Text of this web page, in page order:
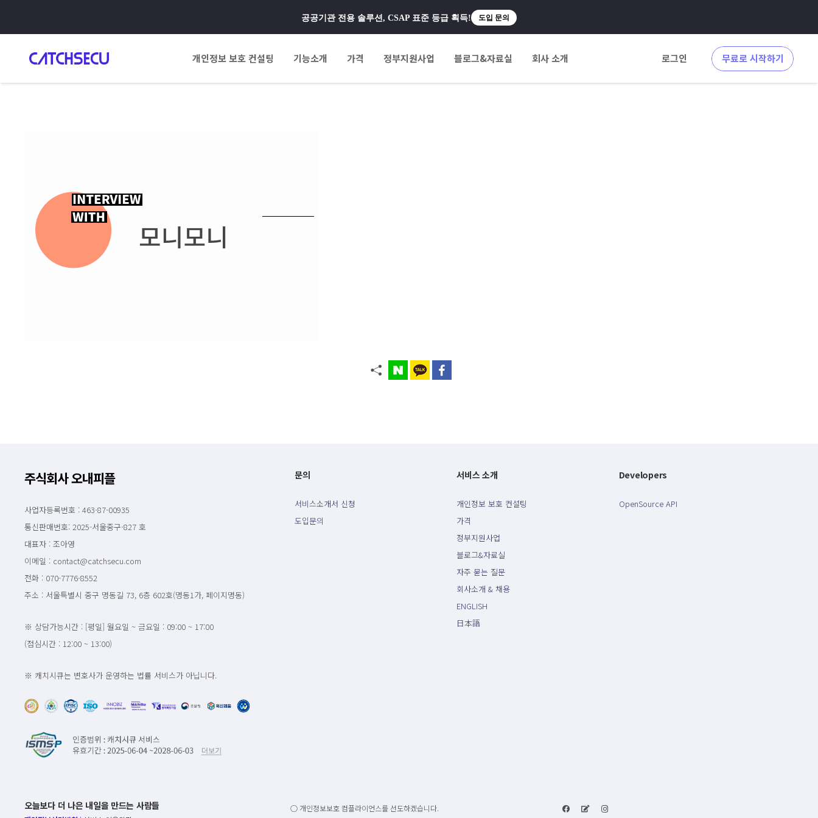
공공기관 전용 솔루션, CSAP 표준 등급 획득! 도입 문의
개인정보 보호 컨설팅 기능소개 가격 정부지원사업 블로그&자료실 회사 소개 로그인 무료로 시작하기
주식회사 오내피플
사업자등록번호 : 463-87-00935
통신판매번호: 2025-서울중구-827 호
대표자 : 조아영
이메일 : contact@catchsecu.com
전화 : 070-7776-8552
주소 : 서울특별시 중구 명동길 73, 6층 602호(명동1가, 페이지명동)
※ 상담가능시간 : [평일] 월요일 ~ 금요일 : 09:00 ~ 17:00
(점심시간 : 12:00 ~ 13:00)
※ 캐치시큐는 변호사가 운영하는 법률 서비스가 아닙니다.
문의
서비스소개서 신청
도입문의
서비스 소개
개인정보 보호 컨설팅
가격
정부지원사업
블로그&자료실
자주 묻는 질문
회사소개 & 채용
ENGLISH
日本語
Developers
OpenSource API
오늘보다 더 나은 내일을 만드는 사람들 ○ 개인정보보호 컴플라이언스를 선도하겠습니다.